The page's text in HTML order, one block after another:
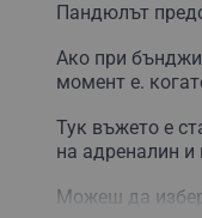
Пандюлът
Ако при
момент е.
Тук въжето е
на адреналин и
Можеш да